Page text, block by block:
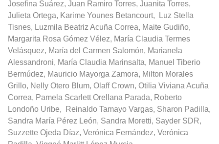
Josefina Suárez, Juan Ramiro Torres, Juanita Torres,
Julieta Ortega, Karime Younes Betancourt, Luz Stella
Tisnes, Luzmila Beatriz Acuña Correa, Maite Gudiño,
Margarita Rosa Gómez Vélez, María Claudia Termes
Velásquez, María del Carmen Salomón, Marianela
Alessandroni, María Claudia Marinsalta, Manuel Tiberio
Bermúdez, Mauricio Mayorga Zamora, Milton Morales
Grillo, Nelly Otero Blum, Olaff Crown, Otilia Viviana Acuña
Correa, Pamela Scarlett Orellana Parada, Roberto
Londoño Uribe,
Reinaldo Tamayo Vargas, Sharon Padilla,
Sandra María Pérez León, Sandra Moretti, Sayder SDR,
Suzzette Ojeda Díaz, Verónica Fernández, Verónica